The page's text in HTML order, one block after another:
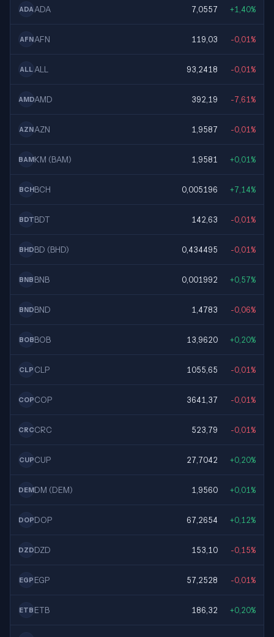
ADA ADA 7,0557 +1,40%
AFNAFN 119,03 -0,01%
ALL ALL 93,2418 -0,01%
AMDAMD 392,19 -7,61%
AZNAZN 1,9587 -0,01%
BAMKM (BAM) 1,9581 +0,01%
BCHBCH 0,005196 +7,14%
BDTBDT 142,63 -0,01%
BHDBD (BHD) 0,434495 -0,01%
BNB BNB 0,001992 +0,57%
BNDBND 1,4783 -0,06%
BOBBOB 13,9620 +0,20%
CLP CLP 1055,65 -0,01%
COPCOP 3641,37 -0,01%
CRCCRC 523,79 -0,01%
CUPCUP 27,7042 +0,20%
DEMDM (DEM) 1,9560 +0,01%
DOPDOP 67,2654 +0,12%
DZDDZD 153,10 -0,15%
EGP EGP 57,2528 -0,01%
ETB ETB 186,32 +0,20%